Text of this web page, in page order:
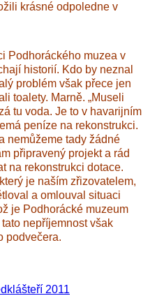
krásné odpoledne v
Podhoráckého muzea v
historií. Kdo by neznal
problém však přece jen
toalety. Marně. „Museli
tu voda. Je to v havarijním
peníze na rekonstrukci.
nemůžeme tady žádné
připravený projekt a rád
na rekonstrukci dotace.
je naším zřizovatelem,
a omlouval situaci
je Podhorácké muzeum
nepříjemnost však
podvečera.
2011